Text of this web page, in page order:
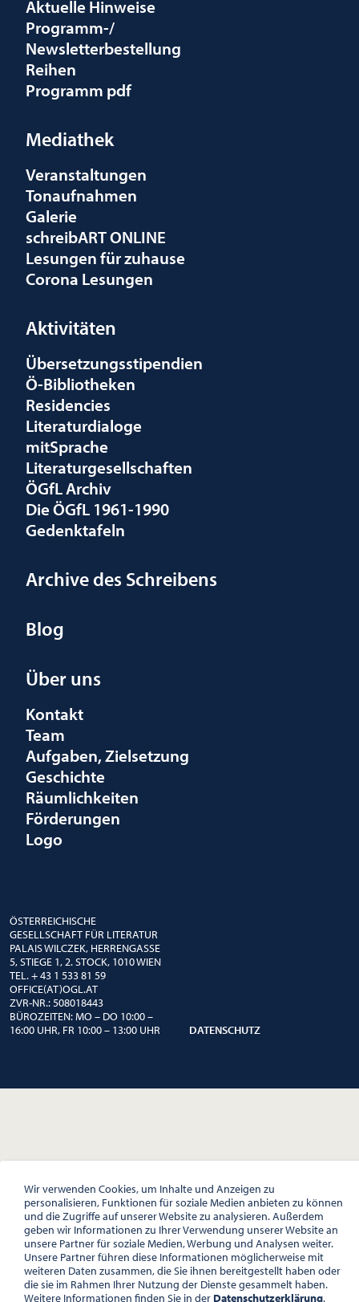
Aktuelle Hinweise
Programm-/
Newsletterbestellung
Reihen
Programm pdf
Mediathek
Veranstaltungen
Tonaufnahmen
Galerie
schreibART ONLINE
Lesungen für zuhause
Corona Lesungen
Aktivitäten
Übersetzungsstipendien
Ö-Bibliotheken
Residencies
Literaturdialoge
mitSprache
Literaturgesellschaften
ÖGfL Archiv
Die ÖGfL 1961-1990
Gedenktafeln
Archive des Schreibens
Blog
Über uns
Kontakt
Team
Aufgaben, Zielsetzung
Geschichte
Räumlichkeiten
Förderungen
Logo
ÖSTERREICHISCHE
GESELLSCHAFT FÜR LITERATUR
PALAIS WILCZEK, HERRENGASSE
5, STIEGE 1, 2. STOCK, 1010 WIEN
TEL. + 43 1 533 81 59
OFFICE(AT)OGL.AT
ZVR-NR.: 508018443
BÜROZEITEN: MO – DO 10:00 –
16:00 UHR, FR 10:00 – 13:00 UHR
DATENSCHUTZ
Wir verwenden Cookies, um Inhalte und Anzeigen zu
personalisieren, Funktionen für soziale Medien anbieten zu können
und die Zugriffe auf unserer Website zu analysieren. Außerdem
geben wir Informationen zu Ihrer Verwendung unserer Website an
unsere Partner für soziale Medien, Werbung und Analysen weiter.
Unsere Partner führen diese Informationen möglicherweise mit
weiteren Daten zusammen, die Sie ihnen bereitgestellt haben oder
die sie im Rahmen Ihrer Nutzung der Dienste gesammelt haben.
Weitere Informationen finden Sie in der Datenschutzerklärung.